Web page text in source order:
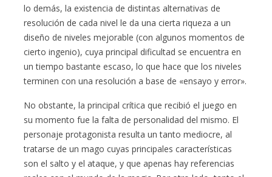
lo demás, la existencia de distintas alternativas de
resolución de cada nivel le da una cierta riqueza a un
diseño de niveles mejorable (con algunos momentos de
cierto ingenio), cuya principal dificultad se encuentra en
un tiempo bastante escaso, lo que hace que los niveles
terminen con una resolución a base de «ensayo y error».
No obstante, la principal crítica que recibió el juego en
su momento fue la falta de personalidad del mismo. El
personaje protagonista resulta un tanto mediocre, al
tratarse de un mago cuyas principales características
son el salto y el ataque, y que apenas hay referencias